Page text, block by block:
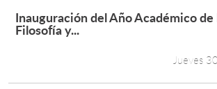
Inauguración del Año Académico de
Filosofía y...
Jueves